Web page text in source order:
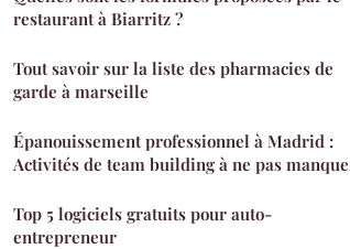
restaurant à Biarritz ?
Tout savoir sur la liste des pharmacies de
garde à marseille
Épanouissement professionnel à Madrid :
Activités de team building à ne pas
Top 5 logiciels gratuits pour auto-
entrepreneur